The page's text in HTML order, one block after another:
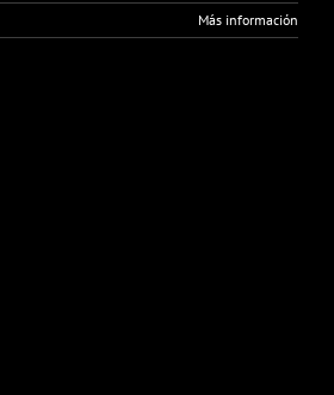
Más información